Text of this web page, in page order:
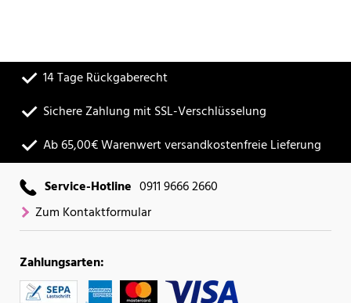
14 Tage Rückgaberecht
Sichere Zahlung mit SSL-Verschlüsselung
Ab 65,00€ Warenwert versandkostenfreie Lieferung
Service-Hotline 0911 9666 2660
Zum Kontaktformular
Zahlungsarten: